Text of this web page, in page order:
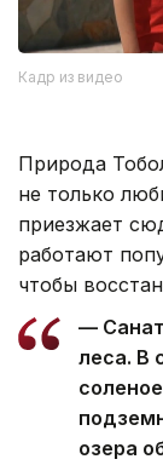
Кадр из видео
Природа
не только
приезжает
работают
чтобы
—
леса. В
озера